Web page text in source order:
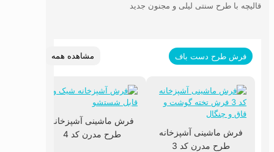
قالیچه با طرح سنتی لیلی و مجنون جدید
فرش طرح دست باف مشاهده همه
فرش ماشینی آشپزخانه
طرح مدرن کد 3
فرش ماشینی آشپزخانه
طرح مدرن کد 4